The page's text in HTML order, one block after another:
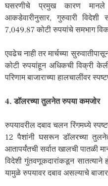
घसरणीचे प्रमुख कारण
आकडेवारीनुसार, गुरुवारी
7,049.87 कोटी रुपयांचे समभाग
एवढेच नाही तर मार्चच्या
कोटी रुपयांहून अधिकची विक्री
परिणाम बाजाराच्या हालचालींवर
4. डॉलरच्या तुलनेत रुपया कमजोर
रुपयावरील दबाव चलन रिंगमध्ये
12 पैशांनी घसरून डॉलरच्या
आतापर्यंतची सर्वात खालची पातळी
विदेशी गुंतवणूकदारांकडून
यामुळे रुपयावर दबाव असल्याचे